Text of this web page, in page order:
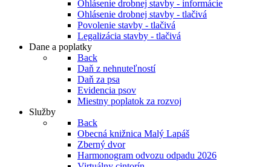
Ohlásenie drobnej stavby - informácie
Ohlásenie drobnej stavby - tlačivá
Povolenie stavby - tlačivá
Legalizácia stavby - tlačivá
Dane a poplatky
Back
Daň z nehnuteľností
Daň za psa
Evidencia psov
Miestny poplatok za rozvoj
Služby
Back
Obecná knižnica Malý Lapáš
Zberný dvor
Harmonogram odvozu odpadu 2026